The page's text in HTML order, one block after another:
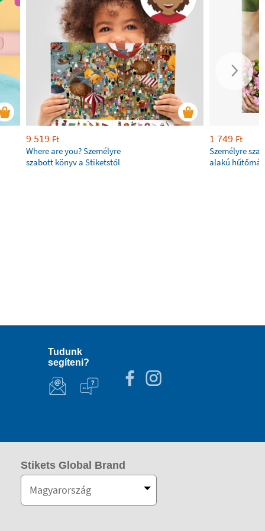
9 519 Ft
Where are you? Személyre
szabott könyv a Stiketstől
1 749 Ft
Személyre
alakú
Tudunk
segíteni?
Stikets Global Brand
Magyarország